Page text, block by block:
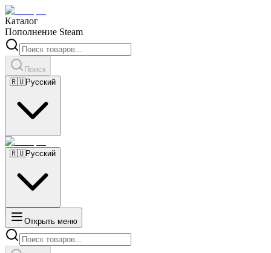
Каталог
Пополнение Steam
Поиск
🇷🇺Русский
🇷🇺Русский
Открыть меню